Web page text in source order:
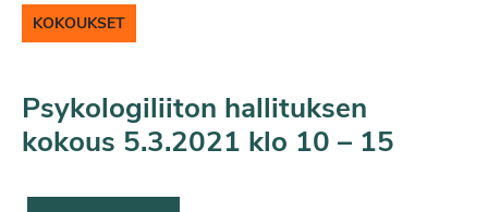
KOKOUKSET
Psykologiliiton hallituksen
kokous 5.3.2021 klo 10 – 15